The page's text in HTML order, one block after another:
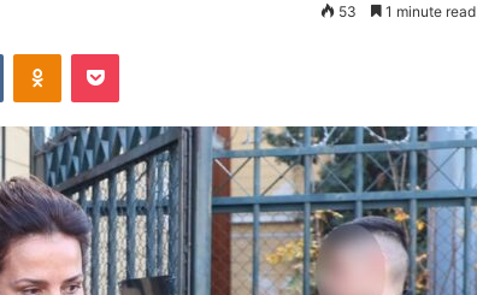
53 1 minute read
VKontakteOdnoklassniki
Pocket